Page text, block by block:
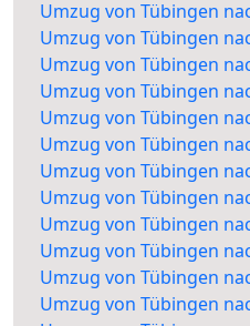
Umzug von Tübingen
Umzug von Tübingen
Umzug von Tübingen
Umzug von Tübingen
Umzug von Tübingen
Umzug von Tübingen
Umzug von Tübingen
Umzug von Tübingen
Umzug von Tübingen
Umzug von Tübingen
Umzug von Tübingen
Umzug von Tübingen